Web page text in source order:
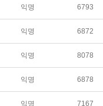
익명 6793
익명 6872
익명 8078
익명 6878
익명 7167